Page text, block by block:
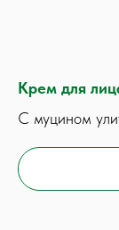
Крем для
С муцином